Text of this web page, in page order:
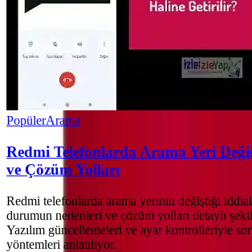
PopülerArama
Redmi Telefonlarda Arama Yeri
ve Çözüm Yolları
Redmi telefonlarda arama yerinin değiştiği
durumun nedenleri ve çözüm yolları detaylı
Yazılım güncellemeleri ve ayar kontrolleriyle
yöntemleri anlatılıyor.